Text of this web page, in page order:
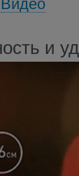
Видео
и